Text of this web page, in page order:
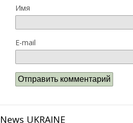
Имя
E-mail
News UKRAINE